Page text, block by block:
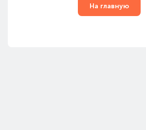
На главную